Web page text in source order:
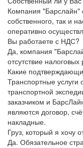
Компания "Барслайн"
собственного, так и
оперативно
Вы работаете с НДС?
Да, компания
отсутствие
Какие
Транспортные услуги
транспортной
заказчиком и
являются договор,
накладные.
Груз, который я хочу
Да. Обязательное